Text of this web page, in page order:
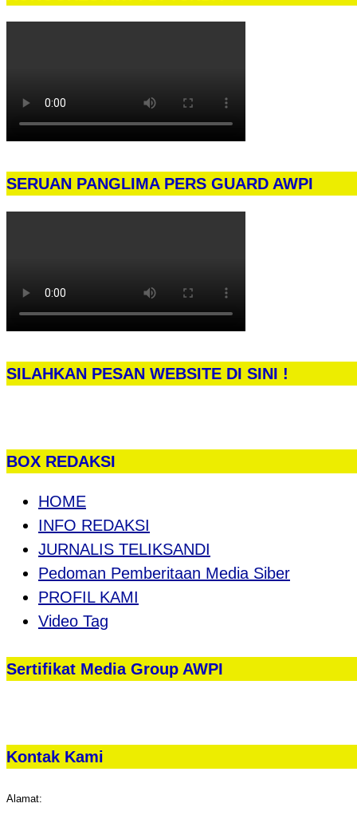
SERUAN PANGLIMA PERS GUARD AWPI
SILAHKAN PESAN WEBSITE DI SINI !
BOX REDAKSI
HOME
INFO REDAKSI
JURNALIS TELIKSANDI
Pedoman Pemberitaan Media Siber
PROFIL KAMI
Video Tag
Sertifikat Media Group AWPI
Kontak Kami
Alamat: